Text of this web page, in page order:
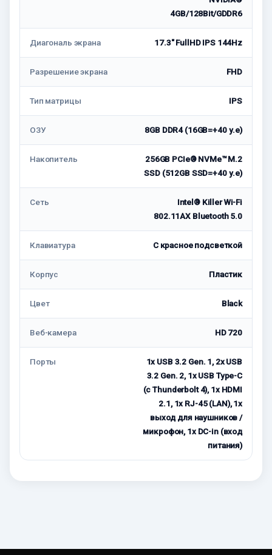
4GB/128Bit/GDDR6
Диагональ экрана 17.3" FullHD IPS 144Hz
Разрешение экрана FHD
Тип матрицы IPS
ОЗУ 8GB DDR4 (16GB=+40 у.е)
Накопитель
256GB PCIe® NVMe™ M.2
SSD (512GB SSD=+40 у.е)
Сеть
Intel® Killer Wi-Fi
802.11AX Bluetooth 5.0
Клавиатура С красное подсветкой
Корпус Пластик
Цвет Black
Веб-камера HD 720
Порты
1x USB 3.2 Gen. 1, 2x USB
3.2 Gen. 2, 1x USB Type-C
(с Thunderbolt 4), 1x HDMI
2.1, 1x RJ-45 (LAN), 1x
выход для наушников /
микрофон, 1x DC-in (вход
питания)